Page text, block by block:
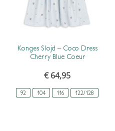
92 104 116 122/128
Konges Slojd – Coco Dress
Cherry Blue Coeur
€64,95